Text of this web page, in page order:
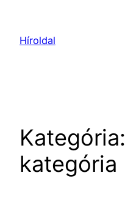
tartalomhoz
Híroldal
Kategória:
kategória